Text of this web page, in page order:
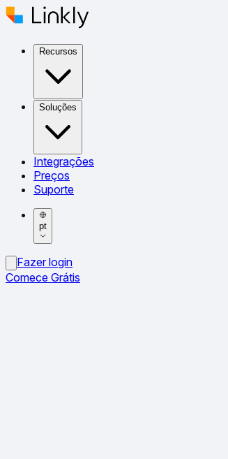
Recursos
Soluções
Integrações
Preços
Suporte
pt
Fazer login
Comece Grátis